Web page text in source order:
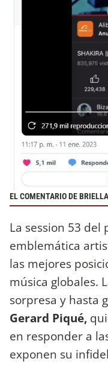
EL COMENTARIO DE
La session 53
emblemática
las mejores
música globales.
sorpresa y hasta
Gerard Piqué,
en responder a
exponen su